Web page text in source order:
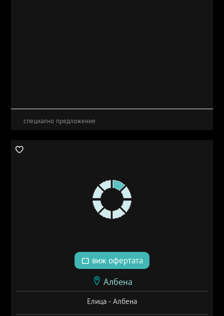
специално предложение
виж офертата
Албена
Елица - Албена